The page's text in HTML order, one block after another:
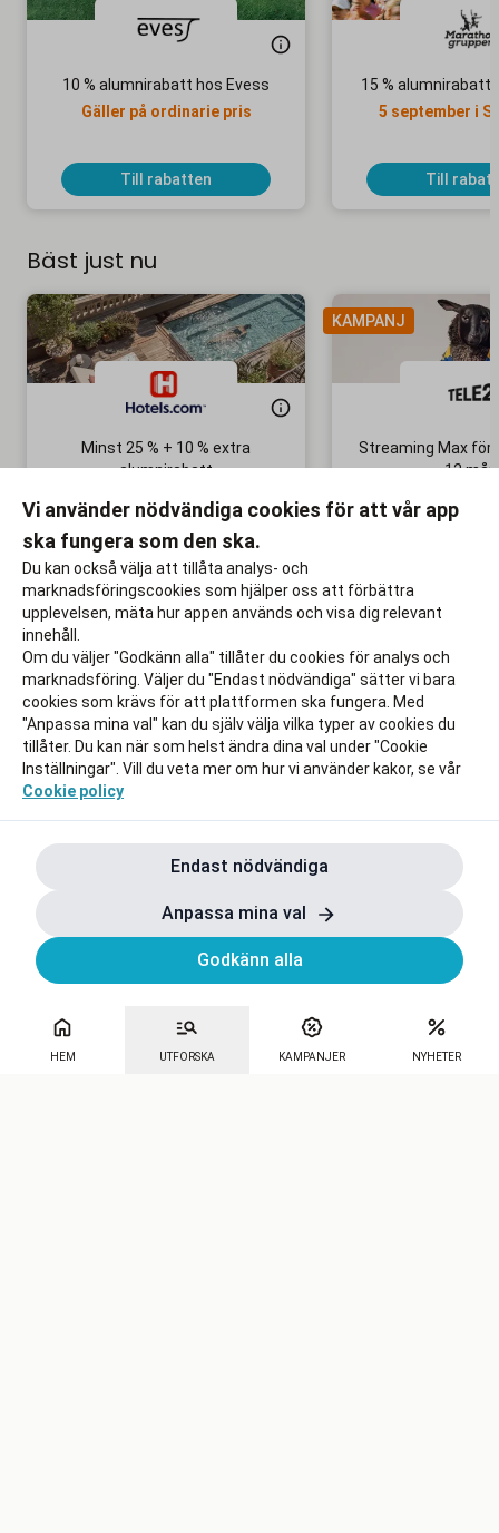
HEM UTFORSKA KAMPANJER NYHETER
10 % alumnirabatt hos Evess
Gäller på ordinarie pris
Till rabatten
15 % alumnirabatt
5 september i
Till
Bäst just nu
Minst 25 % + 10 % extra
alumnirabatt
Till rabatten
KAMPANJ
Streaming Max för
12 mån
Ingen
Vi använder nödvändiga cookies för att vår app
ska fungera som den ska.
Du kan också välja att tillåta analys- och
marknadsföringscookies som hjälper oss att förbättra
upplevelsen, mäta hur appen används och visa dig relevant
innehåll.
Om du väljer "Godkänn alla" tillåter du cookies för analys och
marknadsföring. Väljer du "Endast nödvändiga" sätter vi bara
cookies som krävs för att plattformen ska fungera. Med
"Anpassa mina val" kan du själv välja vilka typer av cookies du
tillåter. Du kan när som helst ändra dina val under "Cookie
Inställningar". Vill du veta mer om hur vi använder kakor, se vår
Cookie policy
Endast nödvändiga
Anpassa mina val
Godkänn alla